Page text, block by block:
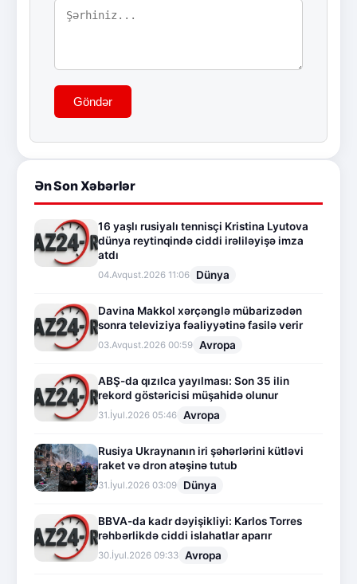
Göndər
Ən Son Xəbərlər
16 yaşlı rusiyalı tennisçi Kristina Lyutova
dünya reytinqində ciddi irəliləyişə imza
atdı
04.Avqust.2026 11:06 Dünya
Davina Makkol xərçənglə mübarizədən
sonra televiziya fəaliyyətinə fasilə verir
03.Avqust.2026 00:59 Avropa
ABŞ-da qızılca yayılması: Son 35 ilin
rekord göstəricisi müşahidə olunur
31.İyul.2026 05:46 Avropa
Rusiya Ukraynanın iri şəhərlərini kütləvi
raket və dron atəşinə tutub
31.İyul.2026 03:09 Dünya
BBVA-da kadr dəyişikliyi: Karlos Torres
rəhbərlikdə ciddi islahatlar aparır
30.İyul.2026 09:33 Avropa